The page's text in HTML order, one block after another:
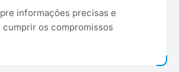
informações precisas e
os compromissos